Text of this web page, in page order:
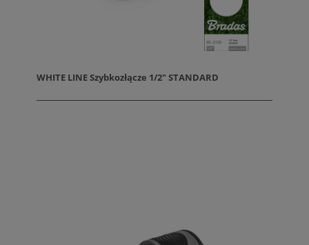
WHITE LINE Szybkozłącze 1/2" STANDARD